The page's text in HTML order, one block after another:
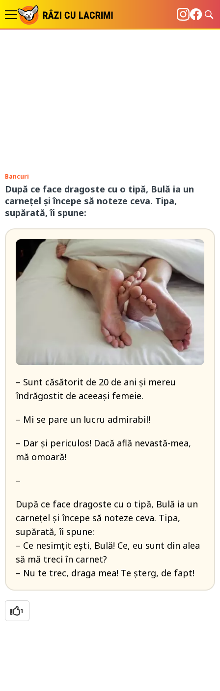
Bancuri
După ce face dragoste cu o tipă, Bulă ia un
carnețel și începe să noteze ceva. Tipa,
supărată, îi spune:
– Sunt căsătorit de 20 de ani și mereu
îndrăgostit de aceeași femeie.
– Mi se pare un lucru admirabil!
– Dar și periculos! Dacă află nevastă-mea,
mă omoară!
–
După ce face dragoste cu o tipă, Bulă ia un
carnețel și începe să noteze ceva. Tipa,
supărată, îi spune:
– Ce nesimţit eşti, Bulă! Ce, eu sunt din alea
să mă treci în carnet?
– Nu te trec, draga mea! Te şterg, de fapt!
1